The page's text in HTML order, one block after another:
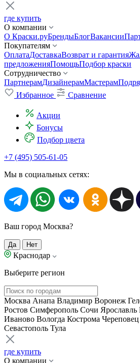
где купить
О компании
О Краски.руБрендыБлогВакансии
Покупателям
ОплатаДоставкаВозврат и гарантия
предложенияПомощьПодбор краски
Сотрудничество
ПартнерамДизайнерамМастерам
Избранное
Сравнение
Акции
Бонусы
Подбор цвета
+7 (495) 505-61-05
Мы в социальных сетях:
Ваш город Москва?
Да Нет
Краснодар
Выберите регион
Москва Анапа Владимир Воронеж
Ростов Симферополь Сочи Ярославль
Иваново Вологда Кострома Череповец
Севастополь Тула
где купить
О компании